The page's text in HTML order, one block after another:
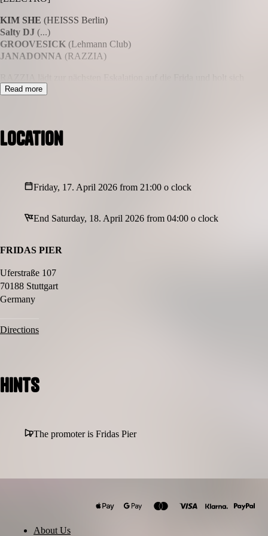
KIM SHE (HEISSS Berlin)
Salty DJ (...)
GROOVESICK (Lehmann Club)
JANADONNA (RAZZIA)
mit HEISSS Berlin starke Verstärkung aus Berlin an Bord.
everyone is welcome.
Read more
Location
Friday, 17. April 2026 from 21:00 o clock
End Saturday, 18. April 2026 from 04:00 o clock
FRIDAS PIER
Uferstraße 107
70188 Stuttgart
Germany
Directions
Hints
The promoter is Fridas Pier
About Us